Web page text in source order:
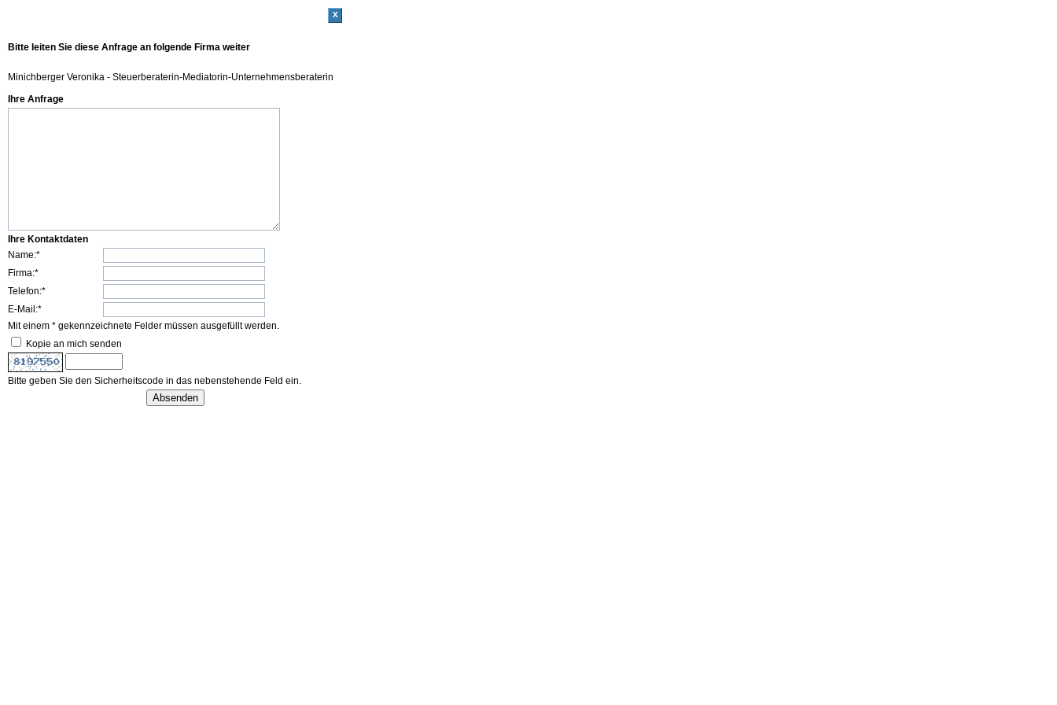
x
Bitte leiten Sie diese Anfrage an folgende Firma weiter
Minichberger Veronika - Steuerberaterin-Mediatorin-Unternehmensberaterin
Ihre Anfrage
Ihre Kontaktdaten
Name:*
Firma:*
Telefon:*
E-Mail:*
Mit einem * gekennzeichnete Felder müssen ausgefüllt werden.
Kopie an mich senden
Bitte geben Sie den Sicherheitscode in das nebenstehende Feld ein.